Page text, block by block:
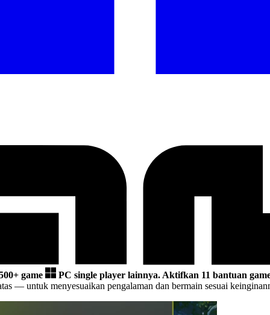
game PC single player lainnya. Aktifkan 11 bantuan
— untuk menyesuaikan pengalaman dan bermain sesuai